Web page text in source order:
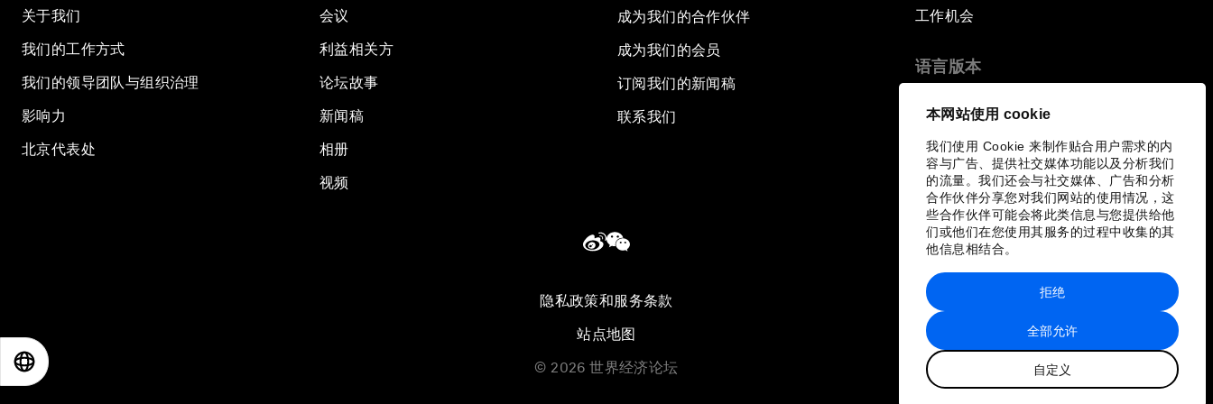
本网站使用 cookie
我们使用 Cookie 来制作贴合用户需求的内
容与广告、提供社交媒体功能以及分析我们
的流量。我们还会与社交媒体、广告和分析
合作伙伴分享您对我们网站的使用情况，这
些合作伙伴可能会将此类信息与您提供给他
们或他们在您使用其服务的过程中收集的其
他信息相结合。
全部允许
自定义
拒绝
关于我们
我们的工作方式
我们的领导团队与组织治理
影响力
北京代表处
会议
利益相关方
论坛故事
新闻稿
相册
视频
成为我们的合作伙伴
成为我们的会员
订阅我们的新闻稿
联系我们
工作机会
语言版本
隐私政策和服务条款
站点地图
© 2026 世界经济论坛